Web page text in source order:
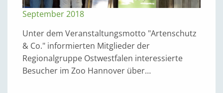
September 2018
Unter dem Veranstaltungsmotto "Artenschutz
& Co." informierten Mitglieder der
Regionalgruppe Ostwestfalen interessierte
Besucher im Zoo Hannover über…